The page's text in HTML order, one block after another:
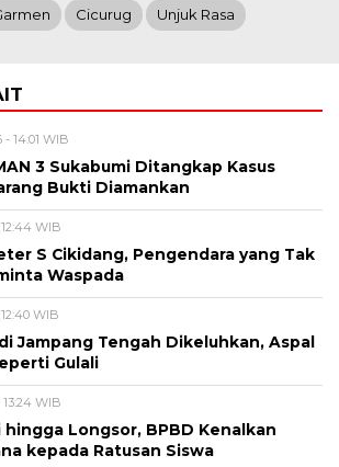
Cicurug Unjuk Rasa
14:01 WIB
3 Sukabumi Ditangkap Kasus
Bukti Diamankan
WIB
S Cikidang, Pengendara yang Tak
Waspada
WIB
Jampang Tengah Dikeluhkan, Aspal
Gulali
WIB
hingga Longsor, BPBD Kenalkan
kepada Ratusan Siswa